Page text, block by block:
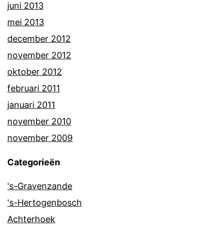
juni 2013
mei 2013
december 2012
november 2012
oktober 2012
februari 2011
januari 2011
november 2010
november 2009
Categorieën
's-Gravenzande
's-Hertogenbosch
Achterhoek